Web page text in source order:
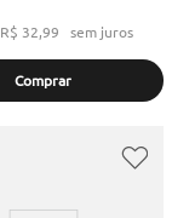
R$ 32,99 sem juros
Comprar